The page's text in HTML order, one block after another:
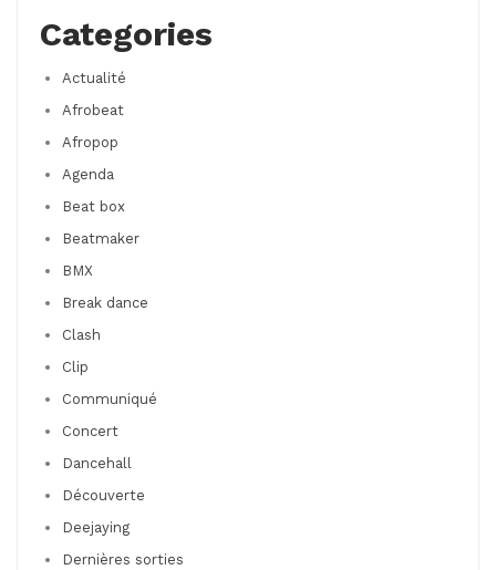
Categories
Actualité
Afrobeat
Afropop
Agenda
Beat box
Beatmaker
BMX
Break dance
Clash
Clip
Communiqué
Concert
Dancehall
Découverte
Deejaying
Dernières sorties